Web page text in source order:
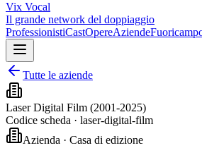
Vix Vocal
Il grande network del doppiaggio
ProfessionistiCastOpereAziende
Tutte le aziende
Laser Digital Film (2001-2025)
Codice scheda · laser-digital-film
Azienda · Casa di edizione